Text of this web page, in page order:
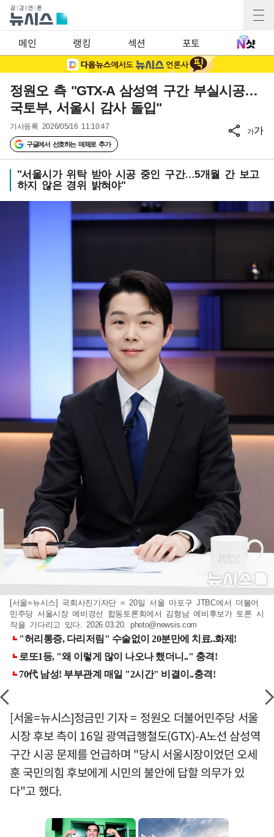
메인 랭킹 섹션 포토
정원오 측 "GTX-A 삼성역 구간 부실시공…
국토부, 서울시 감사 돌입"
기사등록 2026/05/16 11:10:47
구글에서 선호하는 매체로 추가
가가
"서울시가 위탁 받아 시공 중인 구간…5개월 간 보고
하지 않은 경위 밝혀야"
[서울=뉴시스] 국회사진기자단 = 20일 서울 마포구 JTBC에서 더불어
민주당 서울시장 예비경선 합동토론회에서 김형남 예비후보가 토론 시
작을 기다리고 있다. 2026.03.20. photo@newsis.com
[서울=뉴시스]정금민 기자 = 정원오 더불어민주당 서울
시장 후보 측이 16일 광역급행철도(GTX)-A노선 삼성역
구간 시공 문제를 언급하며 "당시 서울시장이었던 오세
훈 국민의힘 후보에게 시민의 불안에 답할 의무가 있
다"고 했다.